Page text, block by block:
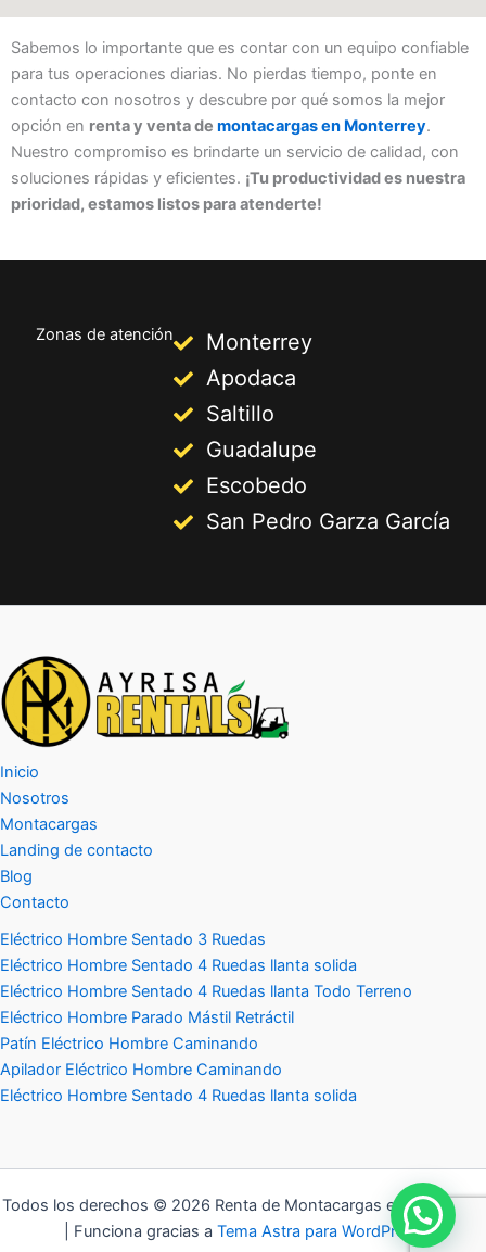
Sabemos lo importante que es contar con un equipo confiable
para tus operaciones diarias. No pierdas tiempo, ponte en
contacto con nosotros y descubre por qué somos la mejor
opción en renta y venta de montacargas en Monterrey.
Nuestro compromiso es brindarte un servicio de calidad, con
soluciones rápidas y eficientes. ¡Tu productividad es nuestra
prioridad, estamos listos para atenderte!
Zonas de atención
Monterrey
Apodaca
Saltillo
Guadalupe
Escobedo
San Pedro Garza García
Inicio
Nosotros
Montacargas
Landing de contacto
Blog
Contacto
Eléctrico Hombre Sentado 3 Ruedas
Eléctrico Hombre Sentado 4 Ruedas llanta solida
Eléctrico Hombre Sentado 4 Ruedas llanta Todo Terreno
Eléctrico Hombre Parado Mástil Retráctil
Patín Eléctrico Hombre Caminando
Apilador Eléctrico Hombre Caminando
Eléctrico Hombre Sentado 4 Ruedas llanta solida
Todos los derechos © 2026 Renta de Montacargas en Monterrey
| Funciona gracias a Tema Astra para WordPress